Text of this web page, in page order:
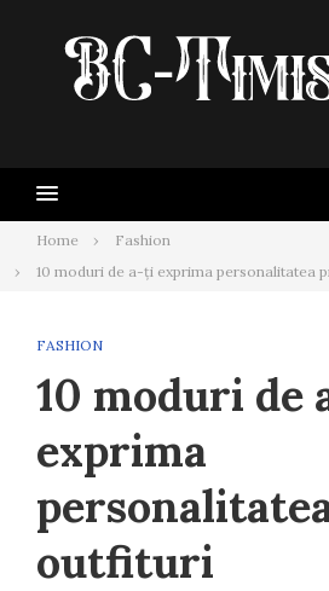
Home
Fashion
10 moduri de a-ți exprima personalitatea
FASHION
10 moduri de
exprima
outfituri